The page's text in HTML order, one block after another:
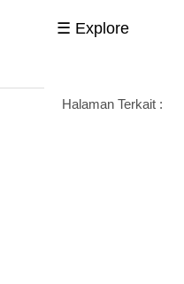
Halaman Terkait :